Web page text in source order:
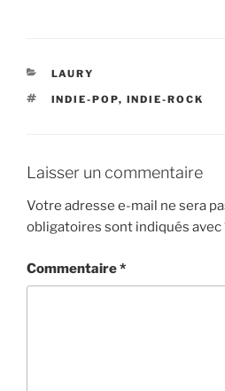
CATÉGORIES
LAURY
ÉTIQUETTES
INDIE-POP, INDIE-ROCK
Laisser un commentaire
Votre adresse e-mail ne sera
obligatoires sont indiqués avec
Commentaire*